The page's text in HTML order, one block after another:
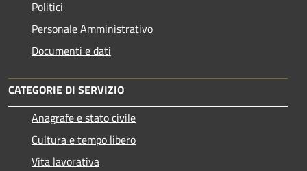
Politici
Personale Amministrativo
Documenti e dati
CATEGORIE DI SERVIZIO
Anagrafe e stato civile
Cultura e tempo libero
Vita lavorativa